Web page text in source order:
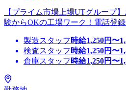
【プライム市場上場UTグループ
験からOKの工場ワーク！電話登
製造スタッフ 時給1,250円〜
検査スタッフ 時給1,250円〜
倉庫スタッフ 時給1,250円〜